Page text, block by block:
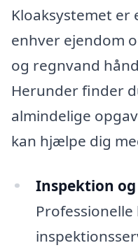
Kloaksystemet er
enhver ejendom
og regnvand
Herunder finder
almindelige
kan hjælpe dig
Inspektion